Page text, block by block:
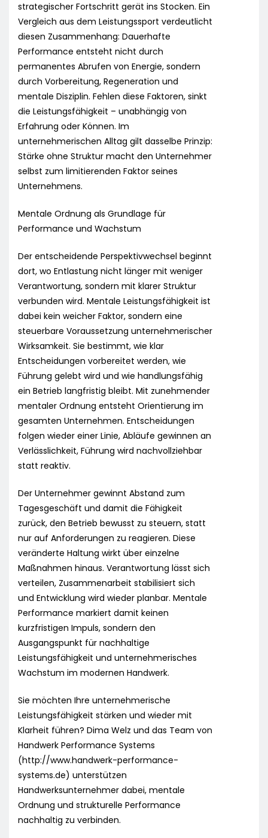
strategischer Fortschritt gerät ins Stocken. Ein
Vergleich aus dem Leistungssport verdeutlicht
diesen Zusammenhang: Dauerhafte
Performance entsteht nicht durch
permanentes Abrufen von Energie, sondern
durch Vorbereitung, Regeneration und
mentale Disziplin. Fehlen diese Faktoren, sinkt
die Leistungsfähigkeit – unabhängig von
Erfahrung oder Können. Im
unternehmerischen Alltag gilt dasselbe Prinzip:
Stärke ohne Struktur macht den Unternehmer
selbst zum limitierenden Faktor seines
Unternehmens.
Mentale Ordnung als Grundlage für
Performance und Wachstum
Der entscheidende Perspektivwechsel beginnt
dort, wo Entlastung nicht länger mit weniger
Verantwortung, sondern mit klarer Struktur
verbunden wird. Mentale Leistungsfähigkeit ist
dabei kein weicher Faktor, sondern eine
steuerbare Voraussetzung unternehmerischer
Wirksamkeit. Sie bestimmt, wie klar
Entscheidungen vorbereitet werden, wie
Führung gelebt wird und wie handlungsfähig
ein Betrieb langfristig bleibt. Mit zunehmender
mentaler Ordnung entsteht Orientierung im
gesamten Unternehmen. Entscheidungen
folgen wieder einer Linie, Abläufe gewinnen an
Verlässlichkeit, Führung wird nachvollziehbar
statt reaktiv.
Der Unternehmer gewinnt Abstand zum
Tagesgeschäft und damit die Fähigkeit
zurück, den Betrieb bewusst zu steuern, statt
nur auf Anforderungen zu reagieren. Diese
veränderte Haltung wirkt über einzelne
Maßnahmen hinaus. Verantwortung lässt sich
verteilen, Zusammenarbeit stabilisiert sich
und Entwicklung wird wieder planbar. Mentale
Performance markiert damit keinen
kurzfristigen Impuls, sondern den
Ausgangspunkt für nachhaltige
Leistungsfähigkeit und unternehmerisches
Wachstum im modernen Handwerk.
Sie möchten Ihre unternehmerische
Leistungsfähigkeit stärken und wieder mit
Klarheit führen? Dima Welz und das Team von
Handwerk Performance Systems
(http://www.handwerk-performance-
systems.de) unterstützen
Handwerksunternehmer dabei, mentale
Ordnung und strukturelle Performance
nachhaltig zu verbinden.